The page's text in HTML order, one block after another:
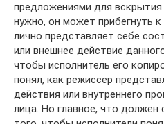
пред­ложениями для вскрытия
нужно, он может прибегнуть
лично представляет себе
или внеш­нее действие
чтобы ис­полнитель его
понял, как ре­жиссер
действия или внутрен­него
лица. Но главное, что должен